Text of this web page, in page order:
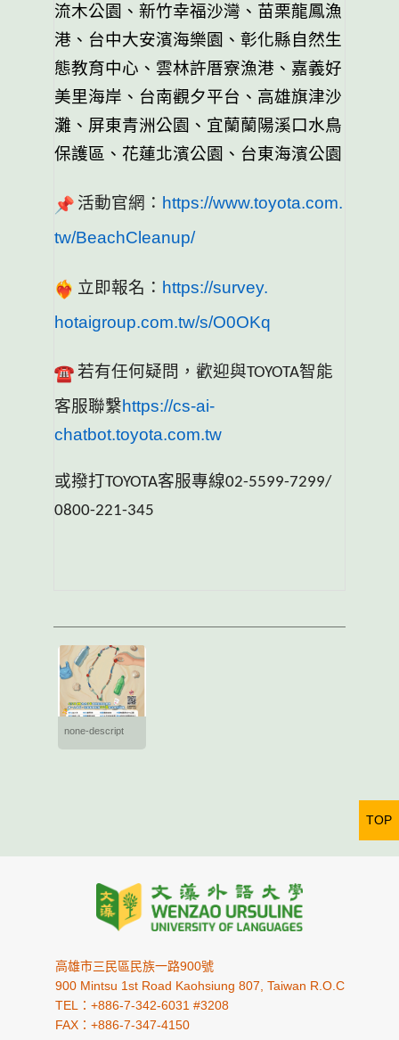
流木公園、新竹幸福沙灣、 苗栗龍鳳漁
港、台中大安濱海樂園、彰化縣自然生
態教育中心、 雲林許厝寮漁港、嘉義好
美里海岸、台南觀夕平台、高雄旗津沙
灘、 屏東青洲公園、宜蘭蘭陽溪口水鳥
保護區、花蓮北濱公園、 台東海濱公園
活動官網： https://www.toyota.com.
tw/BeachCleanup/
立即報名： https://survey.
hotaigroup.com.tw/s/O0OKq
若有任何疑問，歡迎與TOYOTA智能
客服聯繫https://cs-ai-
chatbot.toyota.com.tw
或撥打TOYOTA客服專線02-5599-7299/
0800-221-345
none-descript
高雄市三民區民族一路900號
900 Mintsu 1st Road Kaohsiung 807, Taiwan R.O.C
TEL：+886-7-342-6031 #3208
FAX：+886-7-347-4150
TOP